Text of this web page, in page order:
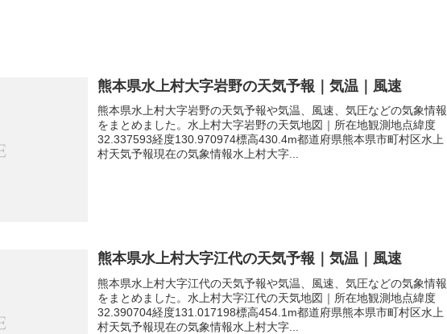
熊本県水上村大字岩野の天気予報｜気温｜風速
熊本県水上村大字岩野の天気予報や気温、風速、気圧などの気象情報
をまとめました。水上村大字岩野の天気地図｜所在地観測地点緯度
32.337593経度130.970974標高430.4m都道府県熊本県市町村区水上
村天気予報現在の気象情報水上村大字...
熊本県水上村大字江代の天気予報｜気温｜風速
熊本県水上村大字江代の天気予報や気温、風速、気圧などの気象情報
をまとめました。水上村大字江代の天気地図｜所在地観測地点緯度
32.390704経度131.017198標高454.1m都道府県熊本県市町村区水上
村天気予報現在の気象情報水上村大字...